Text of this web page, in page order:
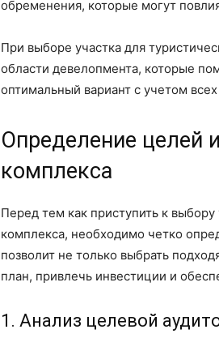
обременения, которые могут
При выборе участка для
области девелопмента, которые
оптимальный вариант с учетом
Определение целей
комплекса
Перед тем как приступить к выбору
комплекса, необходимо четко
позволит не только выбрать
план, привлечь инвестиции и
1. Анализ целевой